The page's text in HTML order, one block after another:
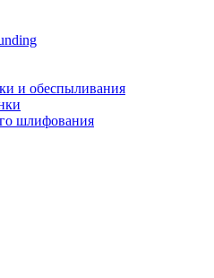
и обеспыливания
шлифования